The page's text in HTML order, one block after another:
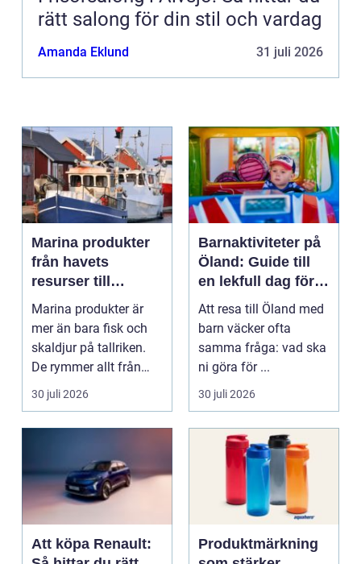
rätt salong för din stil och vardag
Amanda Eklund 31 juli 2026
Marina produkter
från havets
resurser till
hållbara
upplevelser
Marina produkter är
mer än bara fisk och
skaldjur på tallriken.
De rymmer allt från
mat och hälsa ti...
30 juli 2026
Barnaktiviteter på
Öland: Guide till
en lekfull dag för
hela familjen
Att resa till Öland med
barn väcker ofta
samma fråga: vad ska
ni göra för ...
30 juli 2026
Att köpa Renault:
Produktmärkning